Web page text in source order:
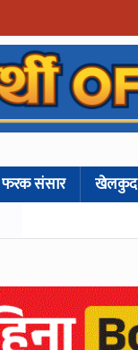
फरक संसार खेलकुद